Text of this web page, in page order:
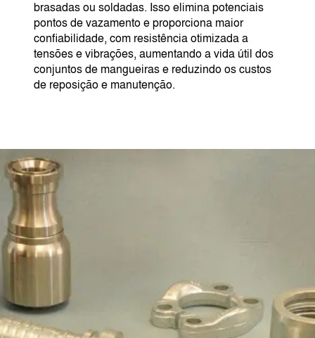
brasadas ou soldadas. Isso elimina potenciais
pontos de vazamento e proporciona maior
confiabilidade, com resistência otimizada a
tensões e vibrações, aumentando a vida útil dos
conjuntos de mangueiras e reduzindo os custos
de reposição e manutenção.